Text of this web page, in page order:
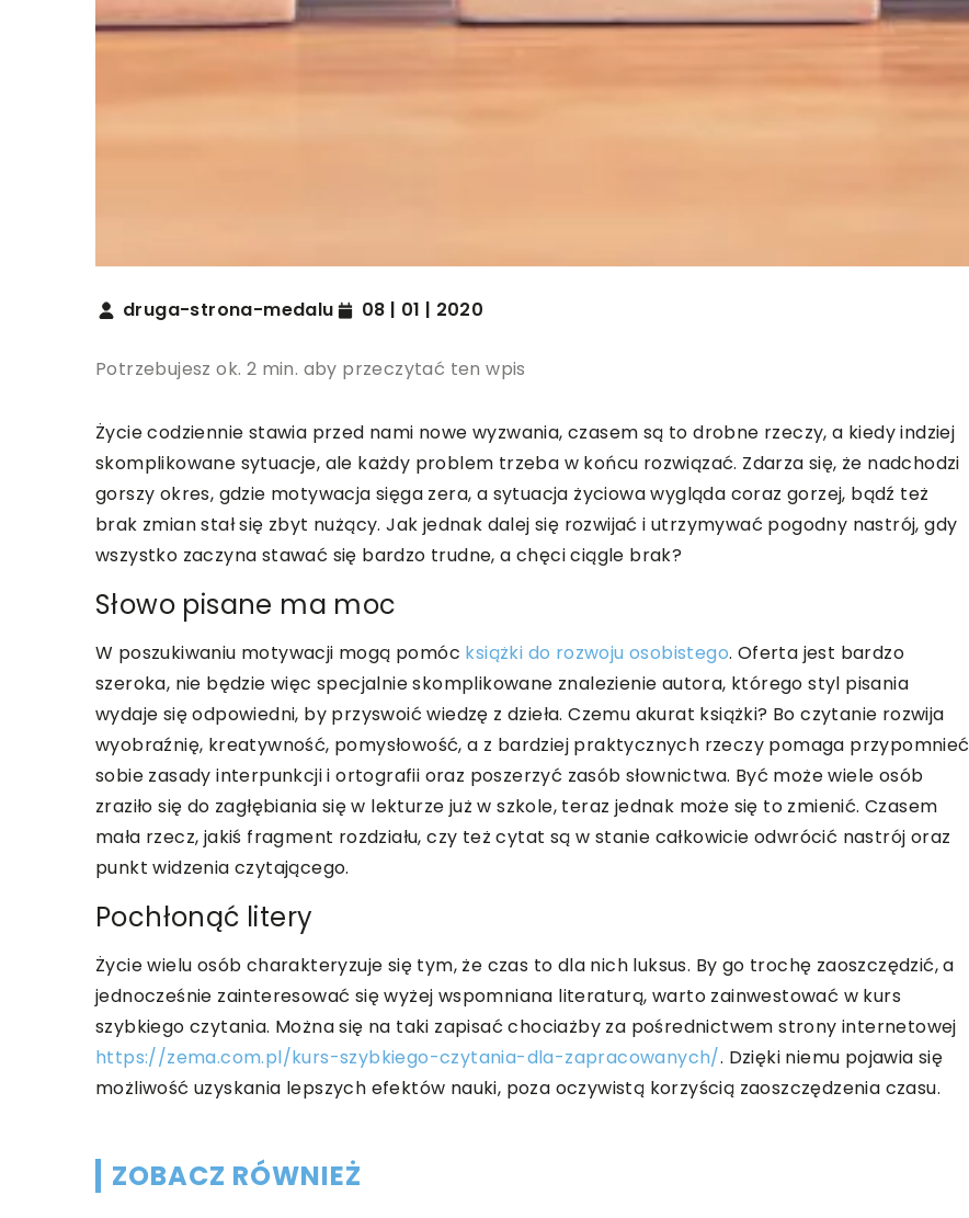
druga-strona-medalu 08 | 01 | 2020
Potrzebujesz ok. 2 min. aby przeczytać ten wpis
Życie codziennie stawia przed nami nowe wyzwania, czasem są to drobne rzeczy, a kiedy indziej
skomplikowane sytuacje, ale każdy problem trzeba w końcu rozwiązać. Zdarza się, że nadchodzi
gorszy okres, gdzie motywacja sięga zera, a sytuacja życiowa wygląda coraz gorzej, bądź też
brak zmian stał się zbyt nużący. Jak jednak dalej się rozwijać i utrzymywać pogodny nastrój, gdy
wszystko zaczyna stawać się bardzo trudne, a chęci ciągle brak?
Słowo pisane ma moc
W poszukiwaniu motywacji mogą pomóc książki do rozwoju osobistego. Oferta jest bardzo
szeroka, nie będzie więc specjalnie skomplikowane znalezienie autora, którego styl pisania
wydaje się odpowiedni, by przyswoić wiedzę z dzieła. Czemu akurat książki? Bo czytanie rozwija
wyobraźnię, kreatywność, pomysłowość, a z bardziej praktycznych rzeczy pomaga przypomnieć
sobie zasady interpunkcji i ortografii oraz poszerzyć zasób słownictwa. Być może wiele osób
zraziło się do zagłębiania się w lekturze już w szkole, teraz jednak może się to zmienić. Czasem
mała rzecz, jakiś fragment rozdziału, czy też cytat są w stanie całkowicie odwrócić nastrój oraz
punkt widzenia czytającego.
Pochłonąć litery
Życie wielu osób charakteryzuje się tym, że czas to dla nich luksus. By go trochę zaoszczędzić, a
jednocześnie zainteresować się wyżej wspomniana literaturą, warto zainwestować w kurs
szybkiego czytania. Można się na taki zapisać chociażby za pośrednictwem strony internetowej
https://zema.com.pl/kurs-szybkiego-czytania-dla-zapracowanych/. Dzięki niemu pojawia się
możliwość uzyskania lepszych efektów nauki, poza oczywistą korzyścią zaoszczędzenia czasu.
ZOBACZ RÓWNIEŻ